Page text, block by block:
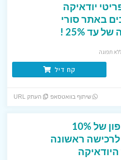
יודאיקה
באתר סורי
עד 25% !
תפוגה
קח דיל
שיתוף בוואטסאפ העתק URL
קוד קופון של 10%
ראשונה